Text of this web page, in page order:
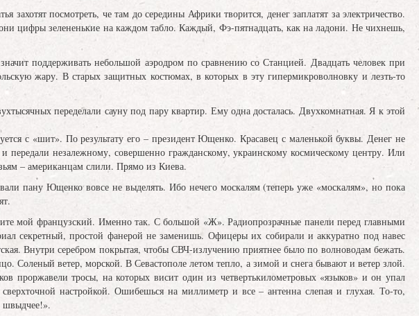
захотят посмотреть, че там до середины Африки творится, денег заплатят за электричество.
цифры зелененькие на каждом табло. Каждый, Фэ-пятнадцать, как на ладони. Не чихнешь,
поддерживать небольшой аэродром по сравнению со Станцией. Двадцать человек при
жару. В старых защитных костюмах, в которых в эту гипермикроволновку и лезть-то
переделали сауну под пару квартир. Ему одна досталась. Двухкомнатная. Я к этой
с «шит». По результату его – президент Ющенко. Красавец с маленькой буквы. Денег не
передали незалежному, совершенно гражданскому, украинскому космическому центру. Или
– американцам слили. Прямо из Киева.
пану Ющенко вовсе не выделять. Ибо нечего москалям (теперь уже «москалям», но пока
мой французский. Именно так. С большой «Ж». Радиопрозрачные панели перед главными
секретный, простой фанерой не заменишь. Офицеры их собирали и аккуратно под навес
Внутри серебром покрытая, чтобы СВЧ-излучению приятнее было по волноводам бежать.
Соленый ветер, морской. В Севастополе летом тепло, а зимой и снега бывают и ветер злой.
проржавели тросы, на которых висит один из четвертькилометровых «языков» и он упал
настройкой. Ошибешься на миллиметр и все – антенна слепая и глухая. То-то,
швыдчее!».